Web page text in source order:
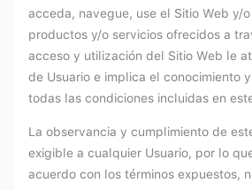
acceda, navegue, use el Sitio Web y/
productos y/o servicios ofrecidos a
acceso y utilización del Sitio Web le
de Usuario e implica el conocimiento
todas las condiciones incluidas en
La observancia y cumplimiento de
exigible a cualquier Usuario, por lo
acuerdo con los términos expuestos,